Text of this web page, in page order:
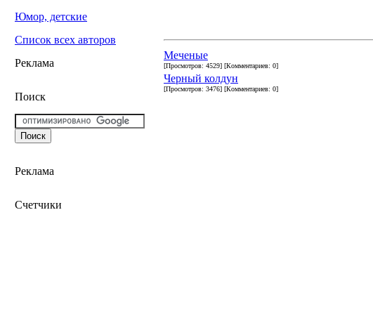
Юмор, детские
Список всех авторов
Реклама
Поиск
Реклама
Счетчики
Меченые
[Просмотров: 4529] [Комментариев: 0]
Черный колдун
[Просмотров: 3476] [Комментариев: 0]